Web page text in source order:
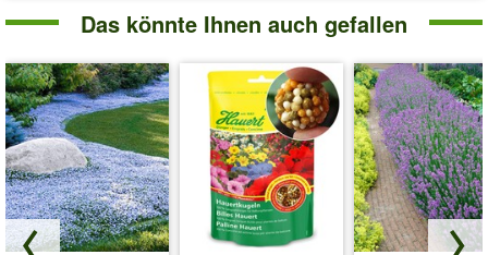
Das könnte Ihnen auch gefallen